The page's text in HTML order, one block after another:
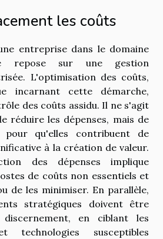
les coûts
entreprise dans le domaine
repose sur une gestion
L'optimisation des coûts,
incarnant cette démarche,
des coûts assidu. Il ne s'agit
réduire les dépenses, mais de
pour qu'elles contribuent de
à la création de valeur.
des dépenses implique
de coûts non essentiels et
de les minimiser. En parallèle,
stratégiques doivent être
discernement, en ciblant les
technologies susceptibles